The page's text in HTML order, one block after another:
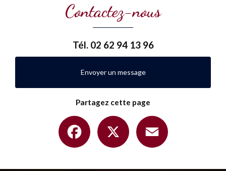
Contactez-nous
Tél. 02 62 94 13 96
Envoyer un message
Partagez cette page
Facebook